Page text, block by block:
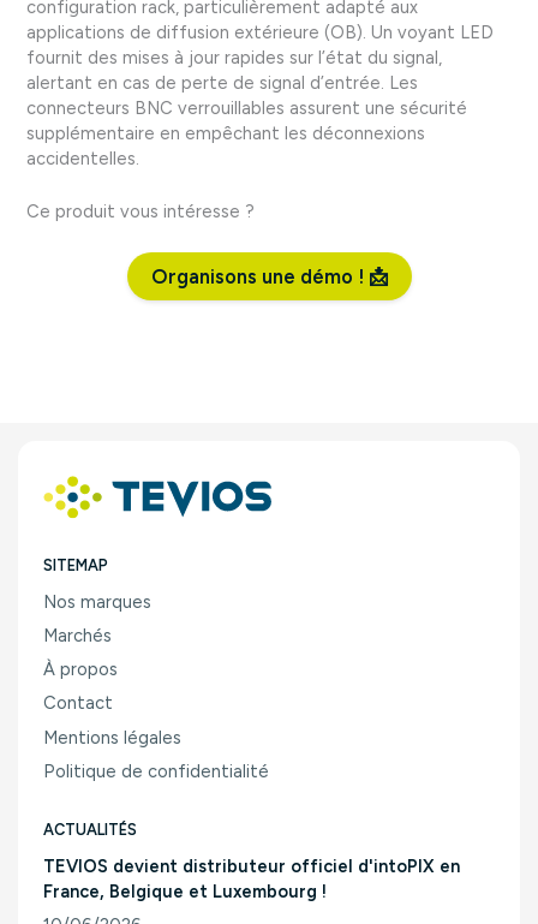
configuration rack, particulièrement adapté aux
applications de diffusion extérieure (OB). Un voyant LED
fournit des mises à jour rapides sur l’état du signal,
alertant en cas de perte de signal d’entrée. Les
connecteurs BNC verrouillables assurent une sécurité
supplémentaire en empêchant les déconnexions
accidentelles.
Ce produit vous intéresse ?
Organisons une démo ! 📩
SITEMAP
Nos marques
Marchés
À propos
Contact
Mentions légales
Politique de confidentialité
ACTUALITÉS
TEVIOS devient distributeur officiel d'intoPIX en
France, Belgique et Luxembourg !